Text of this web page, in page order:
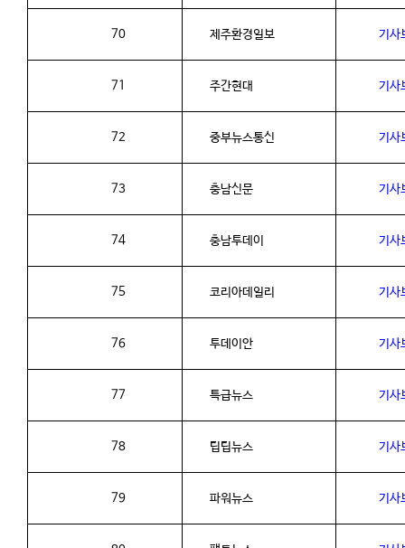
70 제주환경일보 기사
71 주간현대 기사
72 중부뉴스통신 기사
73 충남신문 기사
74 충남투데이 기사
75 코리아데일리 기사
76 투데이안 기사
77 특급뉴스 기사
78 팁팁뉴스 기사
79 파워뉴스 기사